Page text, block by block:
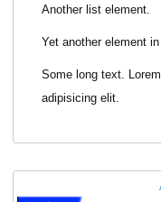
Another list element.
Yet another element
Some long text.
adipisicing elit.